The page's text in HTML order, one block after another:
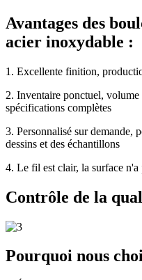
Avantages des
acier inoxydable :
1. Excellente finition,
2. Inventaire ponctuel,
spécifications complètes
3. Personnalisé sur demande,
dessins et des échantillons
4. Le fil est clair, la surface n'a
Contrôle de la
Pourquoi nous